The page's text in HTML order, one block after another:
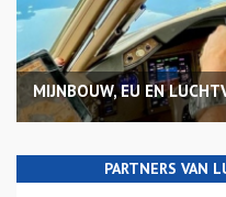
MIJNBOUW, EU EN
PARTNERS VAN